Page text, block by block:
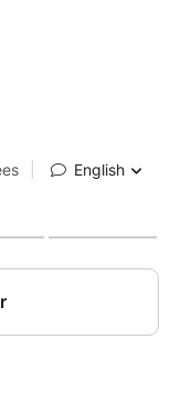
vendre &
boisson